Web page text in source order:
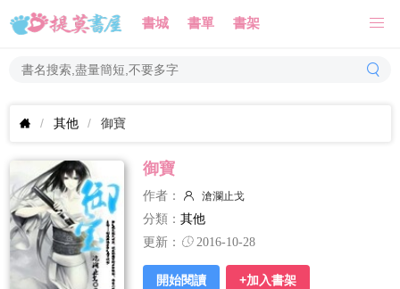
書城 書單 書架
其他 御寶
御寶
作者：
滄瀾止戈
分類： 其他
更新：
2016-10-28
開始閱讀 +加入書架